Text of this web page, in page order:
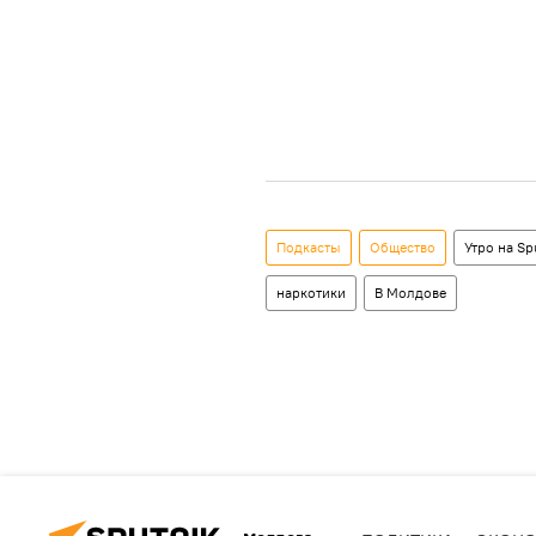
Подкасты Общество Утро на
наркотики В Молдове